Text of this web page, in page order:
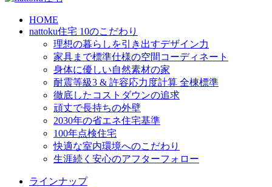
HOME
nattoku住宅 10のこだわり
理想の暮らしを引き出すデザイン力
家具まで標準仕様の空間コーディネート
身体に優しい自然素材の家
耐震等級3 & 許容応力度計算 全棟標準
徹底したコストダウンの追求
頑丈で長持ちの外壁
2030年の省エネ住宅基準
100年点検住宅
快適な室内環境へのこだわり
生涯続く安心のアフターフォロー
ラインナップ